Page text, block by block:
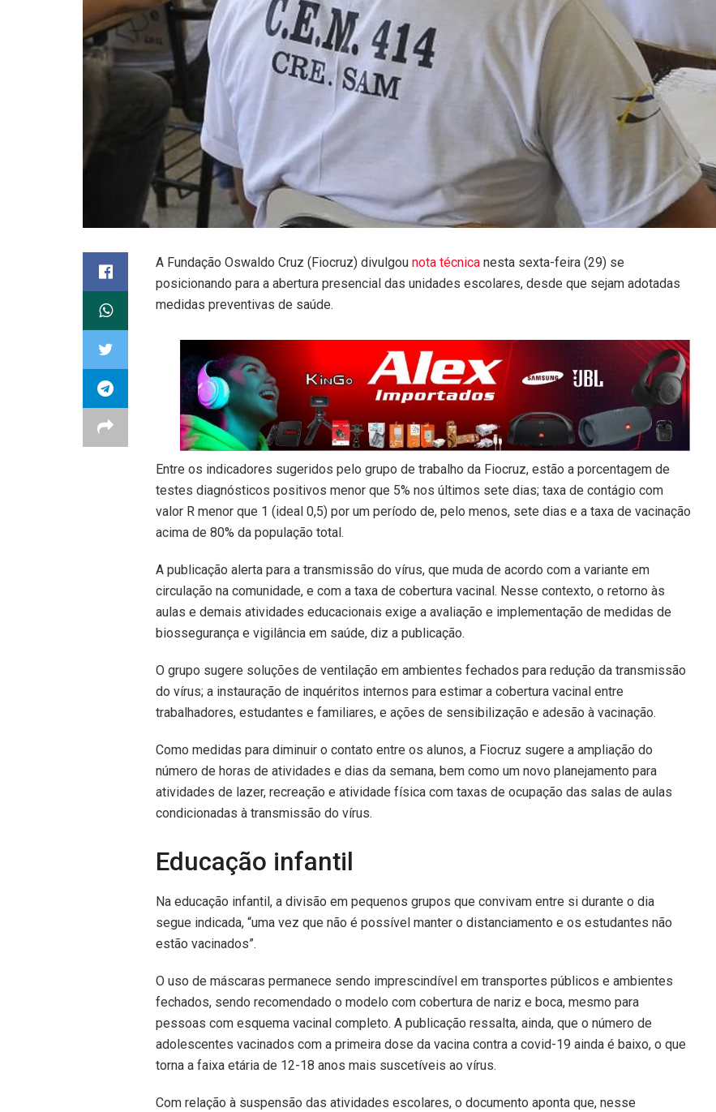
A Fundação Oswaldo Cruz (Fiocruz) divulgou nota técnica nesta sexta-feira (29) se
posicionando para a abertura presencial das unidades escolares, desde que sejam adotadas
medidas preventivas de saúde.
Entre os indicadores sugeridos pelo grupo de trabalho da Fiocruz, estão a porcentagem de
testes diagnósticos positivos menor que 5% nos últimos sete dias; taxa de contágio com
valor R menor que 1 (ideal 0,5) por um período de, pelo menos, sete dias e a taxa de vacinação
acima de 80% da população total.
A publicação alerta para a transmissão do vírus, que muda de acordo com a variante em
circulação na comunidade, e com a taxa de cobertura vacinal. Nesse contexto, o retorno às
aulas e demais atividades educacionais exige a avaliação e implementação de medidas de
biossegurança e vigilância em saúde, diz a publicação.
O grupo sugere soluções de ventilação em ambientes fechados para redução da transmissão
do vírus; a instauração de inquéritos internos para estimar a cobertura vacinal entre
trabalhadores, estudantes e familiares, e ações de sensibilização e adesão à vacinação.
Como medidas para diminuir o contato entre os alunos, a Fiocruz sugere a ampliação do
número de horas de atividades e dias da semana, bem como um novo planejamento para
atividades de lazer, recreação e atividade física com taxas de ocupação das salas de aulas
condicionadas à transmissão do vírus.
Educação infantil
Na educação infantil, a divisão em pequenos grupos que convivam entre si durante o dia
segue indicada, “uma vez que não é possível manter o distanciamento e os estudantes não
estão vacinados”.
O uso de máscaras permanece sendo imprescindível em transportes públicos e ambientes
fechados, sendo recomendado o modelo com cobertura de nariz e boca, mesmo para
pessoas com esquema vacinal completo. A publicação ressalta, ainda, que o número de
adolescentes vacinados com a primeira dose da vacina contra a covid-19 ainda é baixo, o que
torna a faixa etária de 12-18 anos mais suscetíveis ao vírus.
Com relação à suspensão das atividades escolares, o documento aponta que, nesse